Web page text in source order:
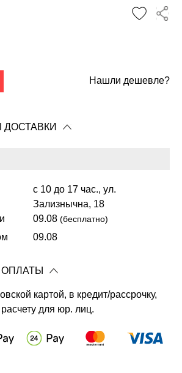
Нашли дешевле?
с 10 до 17 час., ул.
Зализнычна, 18
09.08 (бесплатно)
09.08
картой, в кредит/рассрочку,
для юр. лиц.